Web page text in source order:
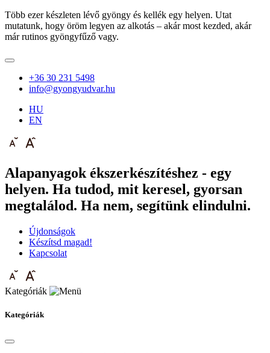
Több ezer készleten lévő gyöngy és kellék egy helyen. Utat
mutatunk, hogy öröm legyen az alkotás – akár most kezded, akár
már rutinos gyöngyfűző vagy.
+36 30 231 5498
info@gyongyudvar.hu
HU
EN
Alapanyagok ékszerkészítéshez - egy
helyen. Ha tudod, mit keresel, gyorsan
megtalálod. Ha nem, segítünk elindulni.
Újdonságok
Készítsd magad!
Kapcsolat
Kategóriák
Kategóriák